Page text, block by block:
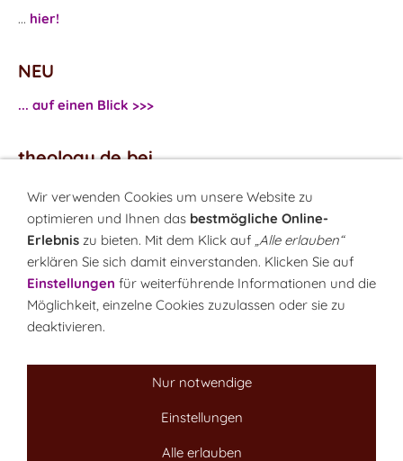
... hier!
NEU
... auf einen Blick >>>
theology.de bei
...Facebook
...Twitter
Monatsrätsel
Rätseln & Gewinnen!
LINK-Hinweis
Über unsKontakt
Wir verwenden Cookies um unsere Website zu
optimieren und Ihnen das bestmögliche Online-
Erlebnis zu bieten. Mit dem Klick auf „Alle erlauben“
erklären Sie sich damit einverstanden. Klicken Sie auf
Einstellungen für weiterführende Informationen und die
Möglichkeit, einzelne Cookies zuzulassen oder sie zu
deaktivieren.
Nur notwendige
Einstellungen
Alle erlauben